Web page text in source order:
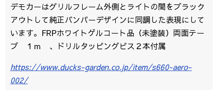
デモカーはグリルフレーム外側とライトの間をブラック
アウトして純正バンパーデザインに同調した表現にして
います。FRPホワイトゲルコート品（未塗装）両面テー
プ １ｍ 、ドリルタッピングビス２本付属
https://www.ducks-garden.co.jp/item/s660-aero-
002/